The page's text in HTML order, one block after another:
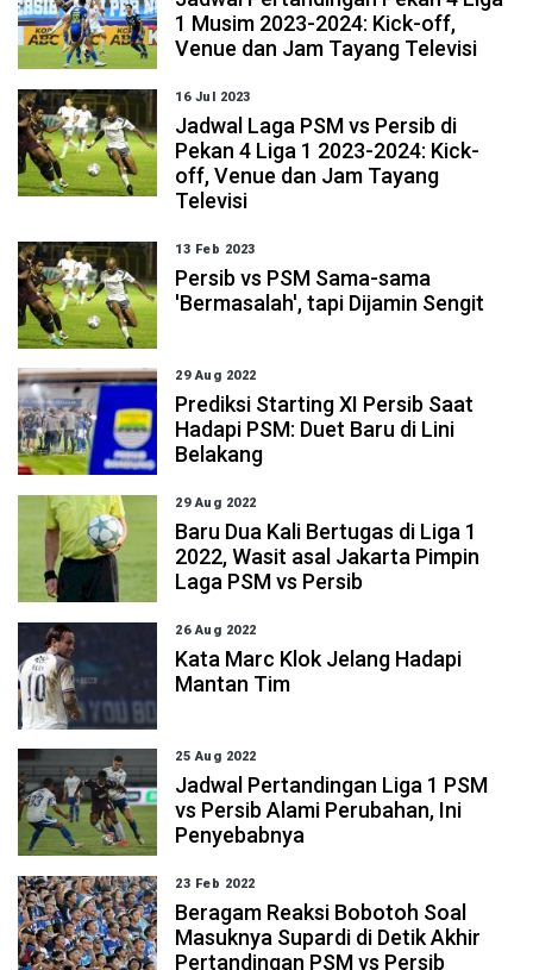
1 Musim 2023-2024: Kick-off,
Venue dan Jam Tayang Televisi
16 Jul 2023
Jadwal Laga PSM vs Persib di
Pekan 4 Liga 1 2023-2024: Kick-
off, Venue dan Jam Tayang
Televisi
13 Feb 2023
Persib vs PSM Sama-sama
'Bermasalah', tapi Dijamin Sengit
29 Aug 2022
Prediksi Starting XI Persib Saat
Hadapi PSM: Duet Baru di Lini
Belakang
29 Aug 2022
Baru Dua Kali Bertugas di Liga 1
2022, Wasit asal Jakarta Pimpin
Laga PSM vs Persib
26 Aug 2022
Kata Marc Klok Jelang Hadapi
Mantan Tim
25 Aug 2022
Jadwal Pertandingan Liga 1 PSM
vs Persib Alami Perubahan, Ini
Penyebabnya
23 Feb 2022
Beragam Reaksi Bobotoh Soal
Masuknya Supardi di Detik Akhir
Pertandingan PSM vs Persib